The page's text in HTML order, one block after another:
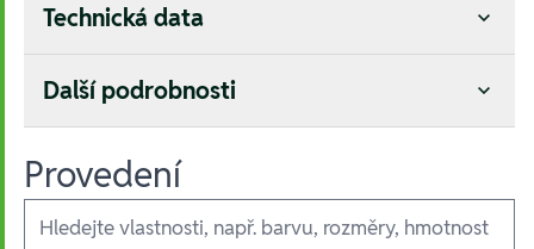
Technická data
Další podrobnosti
Provedení
Ausführungen